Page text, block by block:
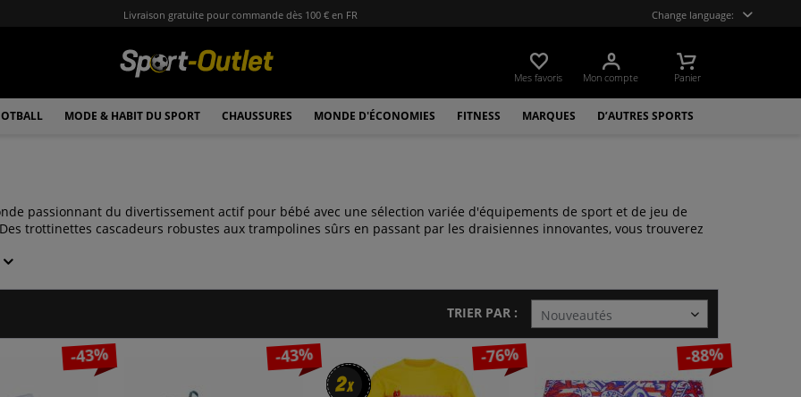
Livraison gratuite pour commande dès 100 € en FR Change language:
Mes favoris Mon compte Panier
MODE & HABIT DU SPORT CHAUSSURES MONDE D'ÉCONOMIES FITNESS MARQUES D’AUTRES SPORTS
passionnant du divertissement actif pour bébé avec une sélection variée d'équipements de sport et de jeu de
trottinettes cascadeurs robustes aux trampolines sûrs en passant par les draisiennes innovantes, vous trouverez
TRIER PAR :
-43% -43%
2x
2x
-76% -88%